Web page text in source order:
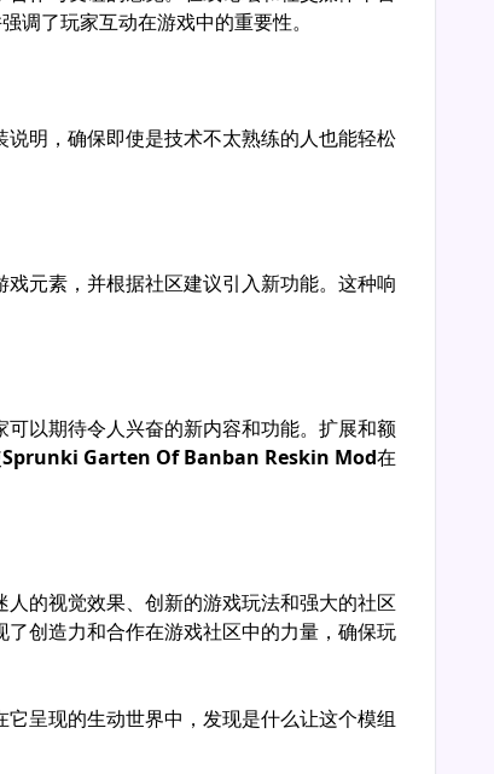
是一款冒险游戏，邀请玩家进入一个充
的秘密。原版游戏的魅力吸引了许多玩
的氛围。
流畅和愉快。
调了玩家互动在游戏中的重要性。